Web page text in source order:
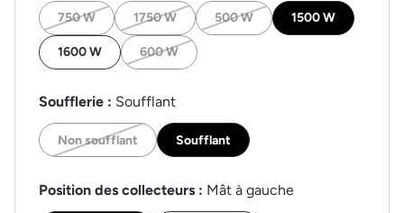
750 W 1750 W 500 W 1500 W
1600 W 600 W
Soufflerie : Soufflant
Non soufflant Soufflant
Position des collecteurs : Mât à gauche